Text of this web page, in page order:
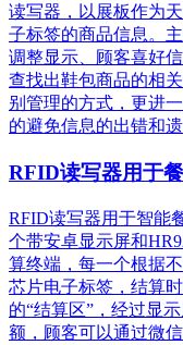
读写器，以展板作为
子标签的商品信息。
调整显示、顾客喜好
查找出鞋包商品的相
别管理的方式，更进
的避免信息的出错和遗
RFID读写器用于
RFID读写器用于智能
个带安卓显示屏和
算终端，每一个根据
芯片电子标签，结算
的“结算区”，经过显
额，顾客可以通过微